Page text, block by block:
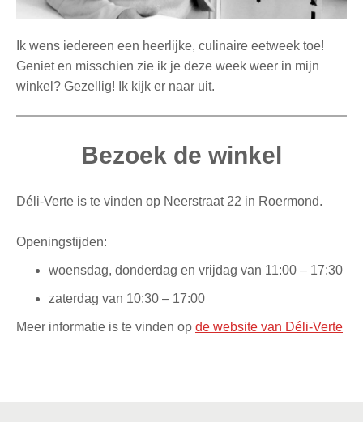
Ik wens iedereen een heerlijke, culinaire eetweek toe!
Geniet en misschien zie ik je deze week weer in mijn
winkel? Gezellig! Ik kijk er naar uit.
Bezoek de winkel
Déli-Verte is te vinden op Neerstraat 22 in Roermond.
Openingstijden:
woensdag, donderdag en vrijdag van 11:00 – 17:30
zaterdag van 10:30 – 17:00
Meer informatie is te vinden op de website van Déli-Verte